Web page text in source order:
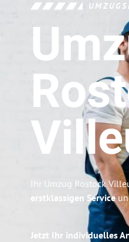
Ihr Umzug Rostock
erstklassigen Service
Jetzt Ihr individuelles